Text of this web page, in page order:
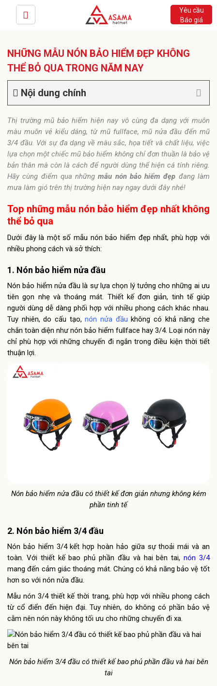
Yêu cầu
Báo giá
NHỮNG MẪU NÓN BẢO HIỂM ĐẸP KHÔNG
THỂ BỎ QUA TRONG NĂM NAY
Nội dung chính
Thị trường mũ bảo hiểm hiện nay vô cùng đa dạng với muôn
màu muôn vẻ kiểu dáng, từ mũ fullface, mũ nửa đầu đến mũ
3/4 đầu. Với sự đa dạng về màu sắc, họa tiết và chất liệu, việc
lựa chọn một chiếc mũ bảo hiểm không chỉ đơn thuần là bảo vệ
bản thân mà còn là cách để người dùng thể hiện cá tính riêng.
Hãy cùng điểm qua nhữngmẫu nón bảo hiểm đẹp đang làm
mưa làm gió trên thị trường hiện nay ngay dưới đây nhé!
Top những mẫu nón bảo hiểm đẹp nhất không
thể bỏ qua
Dưới đây là một số mẫu nón bảo hiểm đẹp nhất, phù hợp với
nhiều phong cách và sở thích:
1. Nón bảo hiểm nửa đầu
Nón bảo hiểm nửa đầu là sự lựa chọn lý tưởng cho những ai ưu
tiên gọn nhẹ và thoáng mát. Thiết kế đơn giản, tinh tế giúp
người dùng dễ dàng phối hợp với nhiều phong cách khác nhau.
Tuy nhiên, do cấu tạo,nón nửa đầukhông có khả năng che
chắn toàn diện như nón bảo hiểm fullface hay 3/4. Loại nón này
chỉ phù hợp với những chuyến đi ngắn trong điều kiện thời tiết
thuận lợi.
Nón bảo hiểm nửa đầu có thiết kế đơn giản nhưng không kém
phần tinh tế
2. Nón bảo hiểm 3/4 đầu
Nón bảo hiểm 3/4 kết hợp hoàn hảo giữa sự thoải mái và an
toàn. Với thiết kế bao phủ phần đầu và hai bên tai, nón 3/4
mang đến cảm giác thoáng mát. Chúng có khả năng bảo vệ tốt
hơn so với nón nửa đầu.
Mẫu nón 3/4 thiết kế thời trang, phù hợp với nhiều phong cách
từ cổ điển đến hiện đại. Tuy nhiên, do không có phần bảo vệ
cằm nên nón này không tối ưu cho những chuyến đi xa.
Nón bảo hiểm 3/4 đầu có thiết kế bao phủ phần đầu và hai bên
tai